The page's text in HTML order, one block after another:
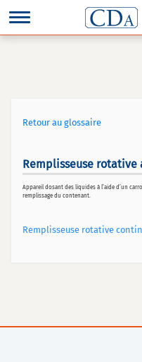
Retour au glossaire
Remplisseuse
Appareil dosant des liquides à l’aide d’un
remplissage du contenant.
Remplisseuse rotative